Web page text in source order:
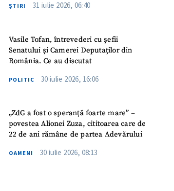
ŞTIRI 31 iulie 2026, 06:40
Vasile Tofan, întrevederi cu șefii
Senatului și Camerei Deputaților din
România. Ce au discutat
POLITIC 30 iulie 2026, 16:06
„ZdG a fost o speranță foarte mare” –
povestea Alionei Zuza, cititoarea care de
22 de ani rămâne de partea Adevărului
OAMENI 30 iulie 2026, 08:13